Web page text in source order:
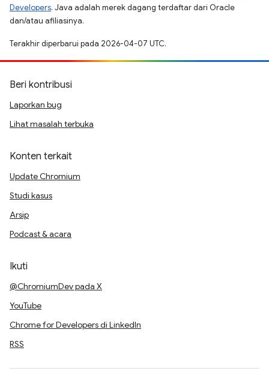
Developers. Java adalah merek dagang terdaftar dari Oracle
dan/atau afiliasinya.
Terakhir diperbarui pada 2026-04-07 UTC.
Beri kontribusi
Laporkan bug
Lihat masalah terbuka
Konten terkait
Update Chromium
Studi kasus
Arsip
Podcast & acara
Ikuti
@ChromiumDev pada X
YouTube
Chrome for Developers di LinkedIn
RSS